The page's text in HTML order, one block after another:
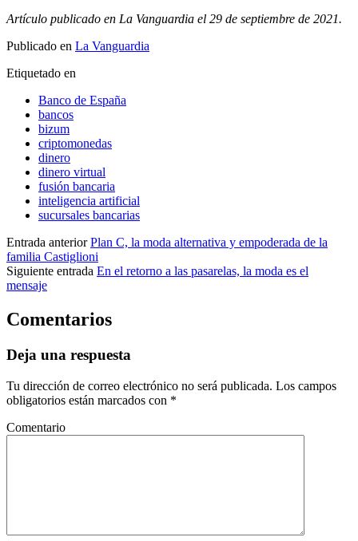
Artículo publicado en La Vanguardia el 29 de septiembre de 2021.
Publicado en La Vanguardia
Etiquetado en
Banco de España
bancos
bizum
criptomonedas
dinero
dinero virtual
fusión bancaria
inteligencia artificial
sucursales bancarias
Entrada anterior Plan C, la moda alternativa y empoderada de la
familia Castiglioni
Siguiente entrada En el retorno a las pasarelas, la moda es el
mensaje
Comentarios
Deja una respuesta
Tu dirección de correo electrónico no será publicada. Los campos
obligatorios están marcados con *
Comentario